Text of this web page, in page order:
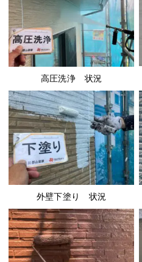
高圧洗浄 状況
外壁下塗り 状況